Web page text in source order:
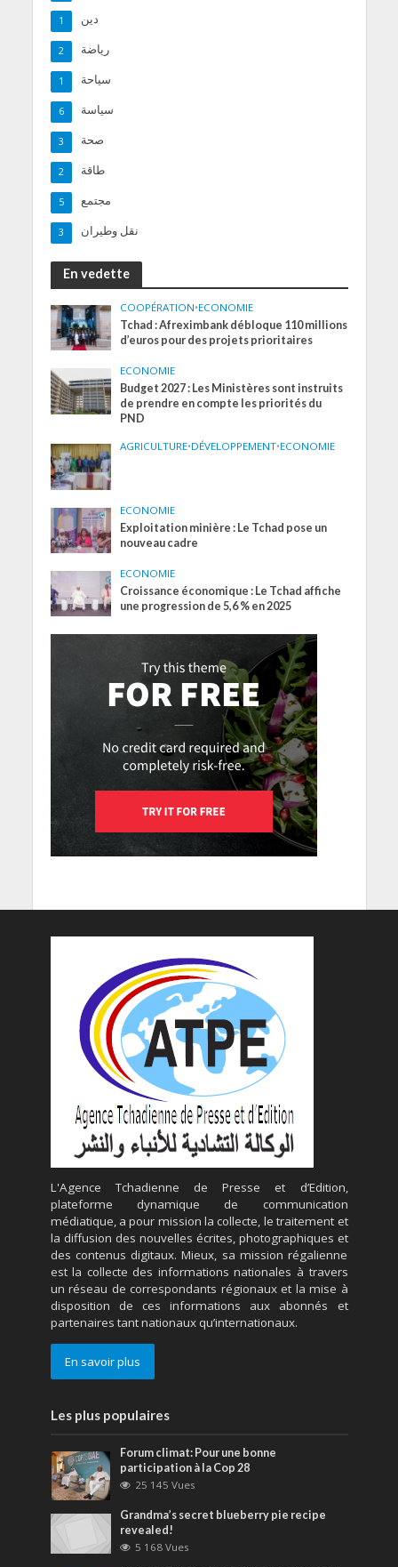
دين 1
رياضة 2
سياحة 1
سياسة 6
صحة 3
طاقة 2
مجتمع 5
نقل وطيران 3
En vedette
COOPÉRATION•ECONOMIE
Tchad : Afreximbank débloque 110 millions
d’euros pour des projets prioritaires
ECONOMIE
Budget 2027 : Les Ministères sont instruits
de prendre en compte les priorités du
PND
AGRICULTURE•DÉVELOPPEMENT•ECONOMIE
ECONOMIE
Exploitation minière : Le Tchad pose un
nouveau cadre
ECONOMIE
Croissance économique : Le Tchad affiche
une progression de 5,6 % en 2025
L'Agence Tchadienne de Presse et d’Edition,
plateforme dynamique de communication
médiatique, a pour mission la collecte, le traitement et
la diffusion des nouvelles écrites, photographiques et
des contenus digitaux. Mieux, sa mission régalienne
est la collecte des informations nationales à travers
un réseau de correspondants régionaux et la mise à
disposition de ces informations aux abonnés et
partenaires tant nationaux qu’internationaux.
En savoir plus
Les plus populaires
Forum climat: Pour une bonne
participation à la Cop 28
25 145 Vues
Grandma’s secret blueberry pie recipe
revealed!
5 168 Vues